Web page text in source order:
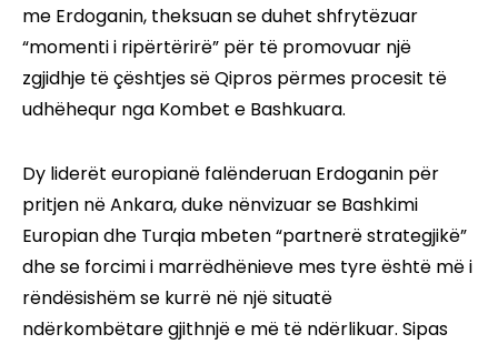
me Erdoganin, theksuan se duhet shfrytëzuar
“momenti i ripërtërirë” për të promovuar një
zgjidhje të çështjes së Qipros përmes procesit të
udhëhequr nga Kombet e Bashkuara.
Dy liderët europianë falënderuan Erdoganin për
pritjen në Ankara, duke nënvizuar se Bashkimi
Europian dhe Turqia mbeten “partnerë strategjikë”
dhe se forcimi i marrëdhënieve mes tyre është më i
rëndësishëm se kurrë në një situatë
ndërkombëtare gjithnjë e më të ndërlikuar. Sipas